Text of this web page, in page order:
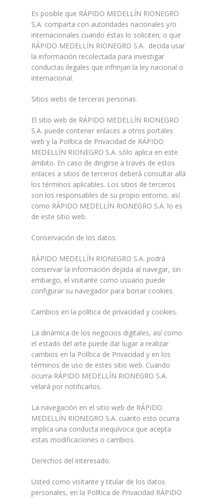
Es posible que RÁPIDO MEDELLÍN RIONEGRO
S.A. comparta con autoridades nacionales y/o
internacionales cuando éstas lo soliciten; o que
RÁPIDO MEDELLÍN RIONEGRO S.A. decida usar
la información recolectada para investigar
conductas ilegales que infrinjan la ley nacional o
internacional.
Sitios webs de terceras personas.
El sitio web de RÁPIDO MEDELLÍN RIONEGRO
S.A. puede contener enlaces a otros portales
web y la Política de Privacidad de RÁPIDO
MEDELLÍN RIONEGRO S.A. sólo aplica en este
ámbito. En caso de dirigirse a través de estos
enlaces a sitios de terceros deberá consultar allá
los términos aplicables. Los sitios de terceros
son los responsables de su propio entorno, así
como RÁPIDO MEDELLÍN RIONEGRO S.A. lo es
de este sitio web.
Conservación de los datos.
RÁPIDO MEDELLÍN RIONEGRO S.A. podrá
conservar la información dejada al navegar, sin
embargo, el visitante como usuario puede
configurar su navegador para borrar cookies.
Cambios en la política de privacidad y cookies.
La dinámica de los negocios digitales, así como
el estado del arte puede dar lugar a realizar
cambios en la Política de Privacidad y en los
términos de uso de estes sitio web. Cuando
ocurra RÁPIDO MEDELLÍN RIONEGRO S.A.
velará por notificarlos.
La navegación en el sitio web de RÁPIDO
MEDELLÍN RIONEGRO S.A. cuanto esto ocurra
implica una conducta inequívoca que acepta
estas modificaciones o cambios.
Derechos del interesado.
Usted como visitante y titular de los datos
personales, en la Política de Privacidad RÁPIDO